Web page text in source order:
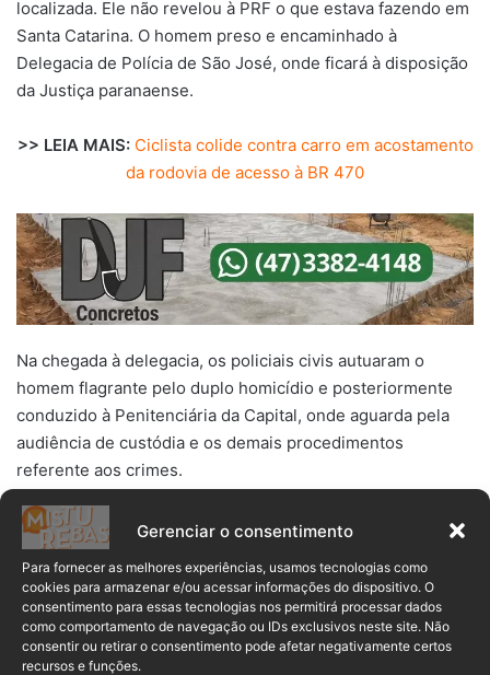
Gerenciar o consentimento
Para fornecer as melhores experiências, usamos tecnologias como
cookies para armazenar e/ou acessar informações do dispositivo. O
consentimento para essas tecnologias nos permitirá processar dados
como comportamento de navegação ou IDs exclusivos neste site. Não
consentir ou retirar o consentimento pode afetar negativamente certos
recursos e funções.
localizada. Ele não revelou à PRF o que estava fazendo em
Santa Catarina. O homem preso e encaminhado à
Delegacia de Polícia de São José, onde ficará à disposição
da Justiça paranaense.
>> LEIA MAIS: Ciclista colide contra carro em acostamento
da rodovia de acesso à BR 470
Na chegada à delegacia, os policiais civis autuaram o
homem flagrante pelo duplo homicídio e posteriormente
conduzido à Penitenciária da Capital, onde aguarda pela
audiência de custódia e os demais procedimentos
referente aos crimes.
Assassinato Curitiba Prisão